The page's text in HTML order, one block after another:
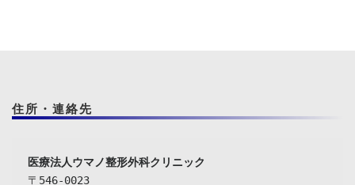
住所・連絡先
〒546-0023